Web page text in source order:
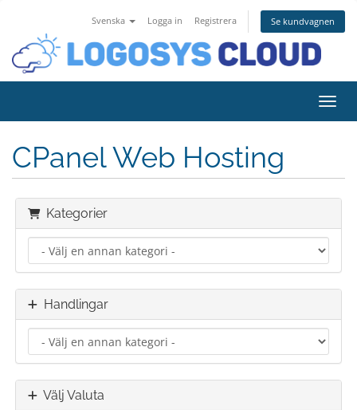
Svenska Logga in Registrera Se kundvagnen
CPanel Web Hosting
Kategorier
Handlingar
Välj Valuta